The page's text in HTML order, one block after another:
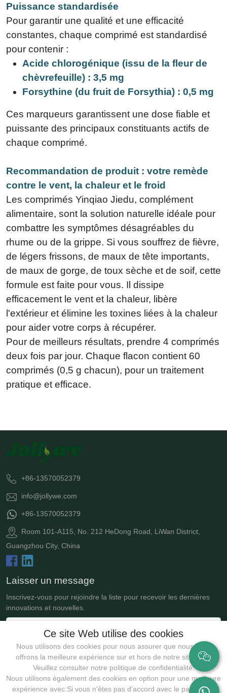
Puissance standardisée
Pour garantir une qualité et une efficacité
constantes, chaque comprimé est standardisé
pour contenir :
Acide chlorogénique (issu de la fleur de
chèvrefeuille) : 3,5 mg
Forsythine (du fruit de Forsythia) : 0,5 mg
Ces marqueurs garantissent une dose fiable et
puissante des principaux constituants actifs de
chaque comprimé.
Recommandation de produit : votre remède
contre le vent, la chaleur et le froid
Les comprimés Yinqiao Jiedu, complément
alimentaire, sont la solution naturelle idéale pour
combattre les symptômes désagréables du
rhume ou de la grippe. Si vous souffrez de fièvre,
de légers frissons, de maux de tête importants,
de maux de gorge, de toux sèche et de soif, cette
formule est faite pour vous. Il dissipe
efficacement le vent et la chaleur, libère
l'extérieur et élimine les toxines liées à la chaleur
pour aider votre corps à récupérer.
Pour de meilleurs résultats, prendre 4 comprimés
deux fois par jour. Chaque flacon contient 60
comprimés (0,5 g chacun), pour un traitement
pratique et efficace.
Ce site Web utilise des cookies
Nous utilisons des cookies pour nous assurer que nous vous
offrons la meilleure expérience sur et hors de notre site Web.
Veuillez consulter notre politique de confidentialité.
Nous utilisons également des cookies en option pour une meilleure
expérience avec:Si vous n'êtes pas d'accord avec le paramètre
+86-13570052379
info@jollywe.com
+86-13570052379
Room 101-A115, No. 212 HeDong Road, LiWan District,
Guangzhou City, China
Laisser un message
Inscrivez-vous pour rejoindre la liste pour recevoir les dernières
innovations et nouvelles.